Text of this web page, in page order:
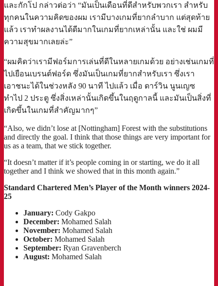
และกักโป กล่าวต่อว่า “มันเป็นเดือนที่ดีสำหรับพวกเรา สำหรับ
ทุกคนในความคิดของผม เรามีบางเกมที่ยากลำบาก แต่สุดท้าย
แล้ว เราทำผลงานได้ดีมากในเกมที่ยากเหล่านั้น และใช่ ผมมี
ความสุขมากเลยล่ะ”
“ผมคิดว่าเรามีฟอร์มการเล่นที่ดีในหลายเกมด้วย อย่างเช่นเกมที่
ไปเยือนเบรนต์ฟอร์ด ซึ่งมันเป็นเกมที่ยากสำหรับเรา ซึ่งเรา
เอาชนะได้ในช่วงหลัง 90 นาที ไปแล้ว เมื่อ ดาร์วิน นูนเญซ
ทำไป 2 ประตู ซึ่งสิ่งเหล่านั้นเกิดขึ้นในฤดูกาลนี้ และมันเป็นสิ่งที่
เกิดขึ้นในเกมที่สำคัญมากๆ”
“Also, we didn’t lose at [Nottingham] Forest with the substitutions
and directly the goal. I think that those things are very important for
us as a team, that we stick together.
“It doesn’t matter if it’s people coming in or starting, we do it all
together and I think we showed that in this month again.”
Standard Chartered Men’s Player of the Month winners 2024-
25
January: Cody Gakpo
December: Mohamed Salah
November: Mohamed Salah
October: Mohamed Salah
September: Ryan Gravenberch
August: Mohamed Salah